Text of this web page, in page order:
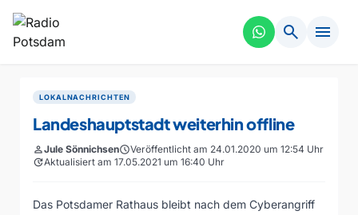
search menu
LOKALNACHRICHTEN
Landeshauptstadt weiterhin offline
personJule SönnichsenscheduleVeröffentlicht am 24.01.2020 um 12:54 Uhr
updateAktualisiert am 17.05.2021 um 16:40 Uhr
Das Potsdamer Rathaus bleibt nach dem Cyberangriff